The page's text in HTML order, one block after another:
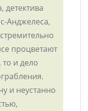
детектива
Анджелеса,
процветают
и дело
и неустанно